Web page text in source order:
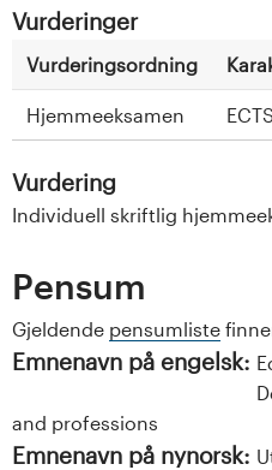
Vurderinger
Vurderingsordning
Hjemmeeksamen
Vurdering
Individuell skriftlig
Pensum
Gjeldende pensumliste
Emnenavn på engelsk:
and professions
Emnenavn på nynorsk: